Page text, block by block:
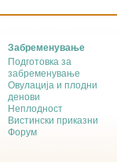
Забременување
Подготовка за
забременување
Овулација и плодни
денови
Неплодност
Вистински приказни
Форум